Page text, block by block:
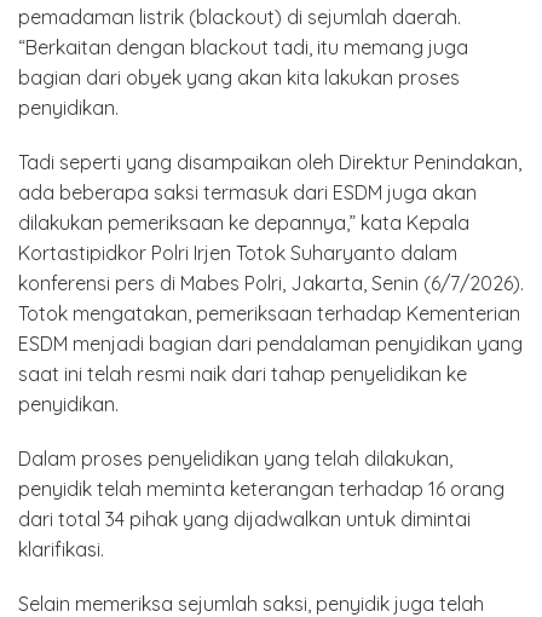
pemadaman listrik (blackout) di sejumlah daerah.
“Berkaitan dengan blackout tadi, itu memang juga
bagian dari obyek yang akan kita lakukan proses
penyidikan.
Tadi seperti yang disampaikan oleh Direktur Penindakan,
ada beberapa saksi termasuk dari ESDM juga akan
dilakukan pemeriksaan ke depannya,” kata Kepala
Kortastipidkor Polri Irjen Totok Suharyanto dalam
konferensi pers di Mabes Polri, Jakarta, Senin (6/7/2026).
Totok mengatakan, pemeriksaan terhadap Kementerian
ESDM menjadi bagian dari pendalaman penyidikan yang
saat ini telah resmi naik dari tahap penyelidikan ke
penyidikan.
Dalam proses penyelidikan yang telah dilakukan,
penyidik telah meminta keterangan terhadap 16 orang
dari total 34 pihak yang dijadwalkan untuk dimintai
klarifikasi.
Selain memeriksa sejumlah saksi, penyidik juga telah